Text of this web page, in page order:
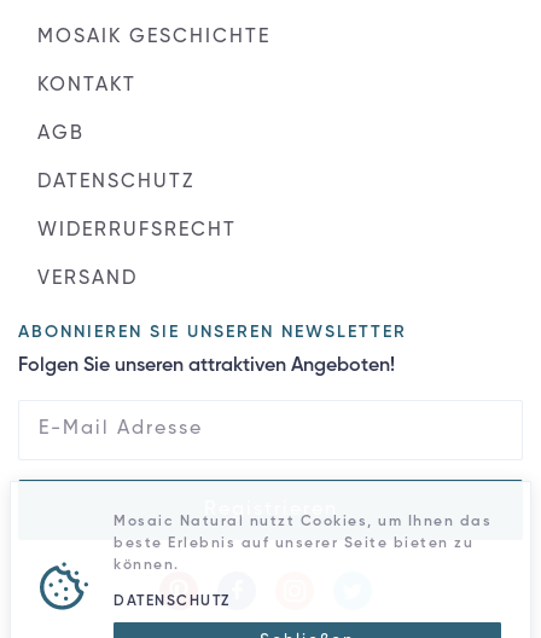
MOSAIK GESCHICHTE
KONTAKT
AGB
DATENSCHUTZ
WIDERRUFSRECHT
VERSAND
ABONNIEREN SIE UNSEREN NEWSLETTER
Folgen Sie unseren attraktiven Angeboten!
Mosaic Natural nutzt Cookies, um Ihnen das
beste Erlebnis auf unserer Seite bieten zu
können.
DATENSCHUTZ